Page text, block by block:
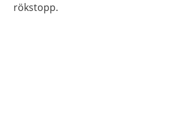
rökstopp.